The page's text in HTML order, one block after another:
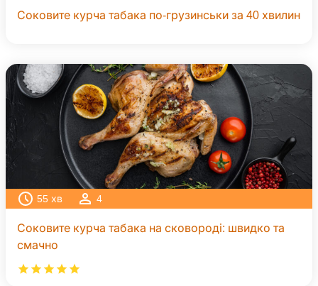
Соковите курча табака по-грузинськи за 40 хвилин
55 хв 4
Соковите курча табака на сковороді: швидко та
смачно